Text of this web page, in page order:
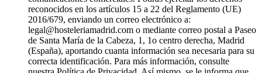
reconocidos en los artículos 15 a 22 del Reglamento (UE)
2016/679, enviando un correo electrónico a:
legal@hosteleriamadrid.com o mediante correo postal a Paseo
de Santa María de la Cabeza, 1, 1o centro derecha, Madrid
(España), aportando cuanta información sea necesaria para su
correcta identificación. Para más información, consulte